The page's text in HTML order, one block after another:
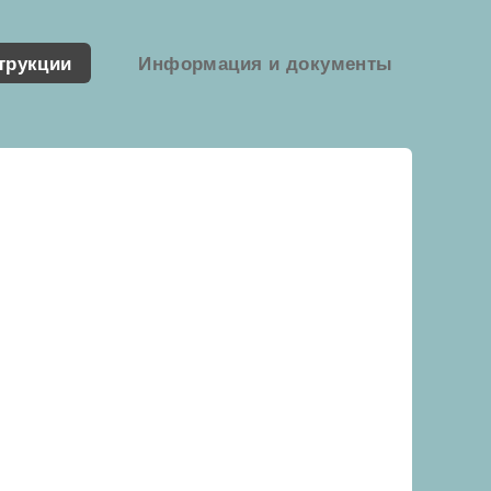
Информация и документы